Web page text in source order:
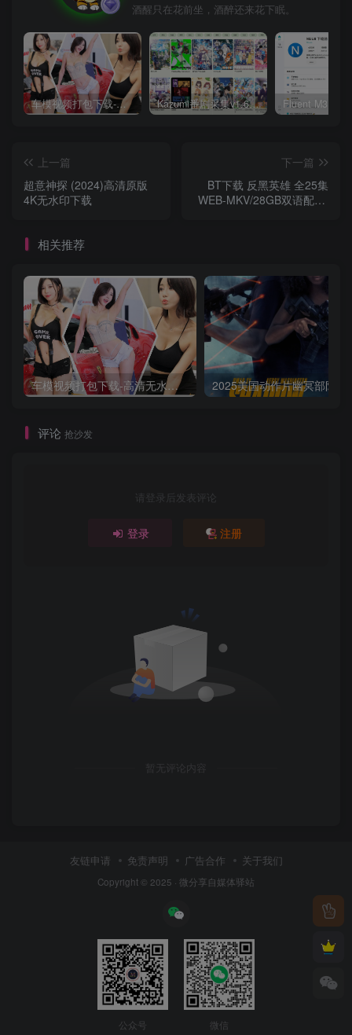
酒醒只在花前坐，酒醉还来花下眠。
车模视频打包下载-高清无水印版 Kazumi番剧采集v1.6.9：支持自定义规则+在线观看+弹幕，跨平台下载
上一篇
超意神探 (2024)高清原版
4K无水印下载
下一篇
BT下载 反黑英雄 全25集
WEB-MKV/28GB双语配音/
相关推荐
车模视频打包下载-高清无水印版
评论 抢沙发
请登录后发表评论
登录 注册
暂无评论内容
友链申请 免责声明 广告合作 关于我们
Copyright © 2025 · 微分享自媒体驿站
公众号 微信